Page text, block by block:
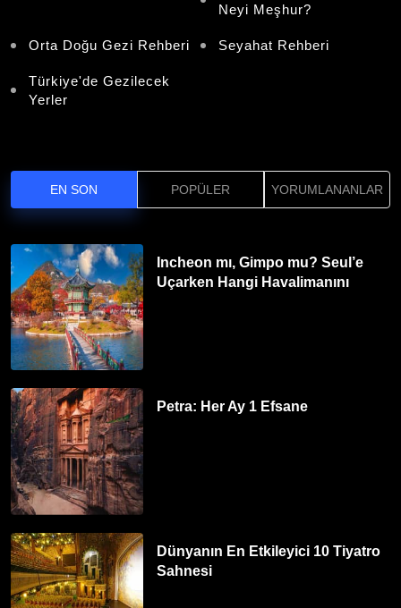
Neyi Meşhur?
Orta Doğu Gezi Rehberi Seyahat Rehberi
Türkiye'de Gezilecek
Yerler
EN SON POPÜLER YORUMLANANLAR
Incheon mı, Gimpo mu? Seul’e
Uçarken Hangi Havalimanını
Petra: Her Ay 1 Efsane
Dünyanın En Etkileyici 10 Tiyatro
Sahnesi